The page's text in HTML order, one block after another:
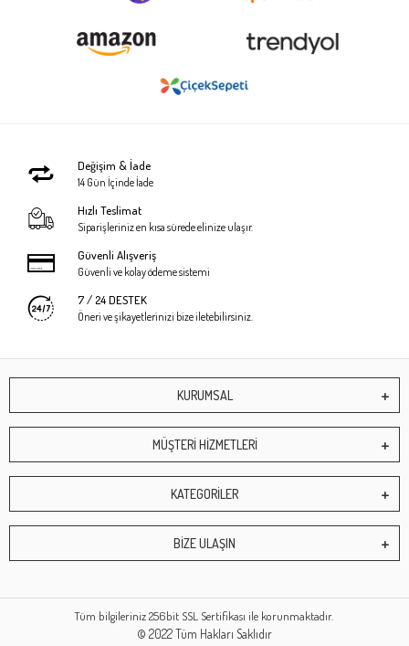
Değişim & İade
14 Gün İçinde İade
Hızlı Teslimat
Siparişleriniz en kısa sürede elinize ulaşır.
Güvenli Alışveriş
Güvenli ve kolay ödeme sistemi
7 / 24 DESTEK
Öneri ve şikayetlerinizi bize iletebilirsiniz.
KURUMSAL
MÜŞTERİ HİZMETLERİ
KATEGORİLER
BİZE ULAŞIN
Tüm bilgileriniz 256bit SSL Sertifikası ile korunmaktadır.
© 2022Tüm Hakları Saklıdır